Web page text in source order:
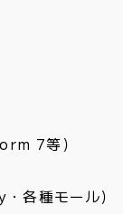
7等）
各種モール）